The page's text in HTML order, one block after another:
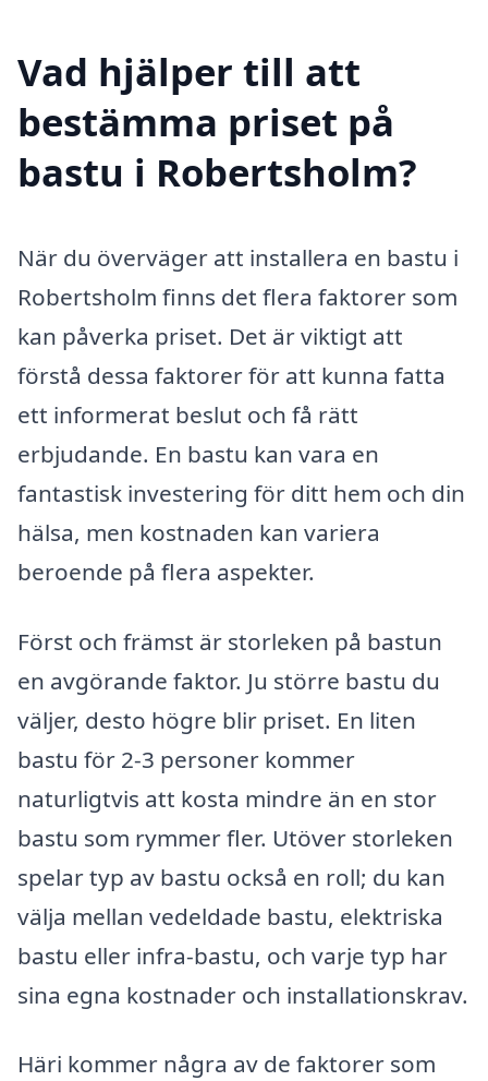
Vad hjälper till att
bestämma priset på
bastu i Robertsholm?
När du överväger att installera en bastu i
Robertsholm finns det flera faktorer som
kan påverka priset. Det är viktigt att
förstå dessa faktorer för att kunna fatta
ett informerat beslut och få rätt
erbjudande. En bastu kan vara en
fantastisk investering för ditt hem och din
hälsa, men kostnaden kan variera
beroende på flera aspekter.
Först och främst är storleken på bastun
en avgörande faktor. Ju större bastu du
väljer, desto högre blir priset. En liten
bastu för 2-3 personer kommer
naturligtvis att kosta mindre än en stor
bastu som rymmer fler. Utöver storleken
spelar typ av bastu också en roll; du kan
välja mellan vedeldade bastu, elektriska
bastu eller infra-bastu, och varje typ har
sina egna kostnader och installationskrav.
Häri kommer några av de faktorer som